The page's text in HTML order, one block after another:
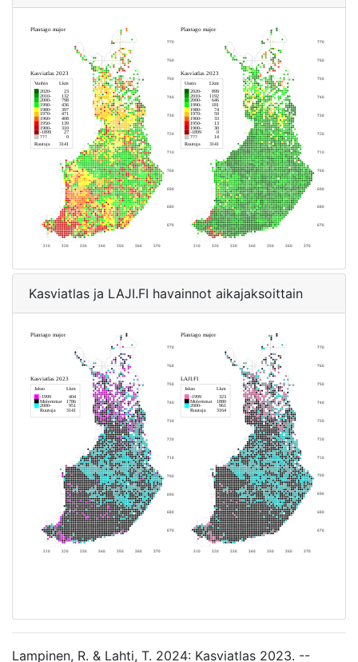
Kasviatlas ja LAJI.FI havainnot aikajaksoittain
Lampinen, R. & Lahti, T. 2024: Kasviatlas 2023. --